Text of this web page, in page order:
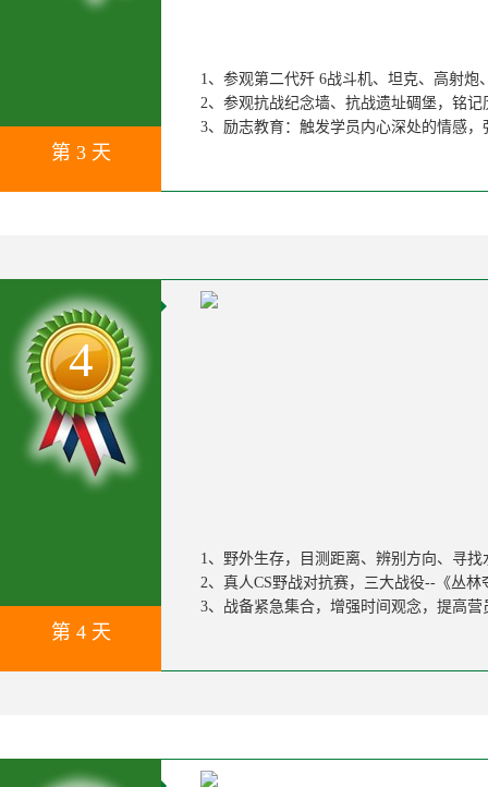
第 3 天
1、参观第二代歼 6战斗机、坦克、高射
2、参观抗战纪念墙、抗战遗址碉堡，铭
3、励志教育：触发学员内心深处的情感
4
第 4 天
1、野外生存，目测距离、辨别方向、寻
2、真人CS野战对抗赛，三大战役--《丛
3、战备紧急集合，增强时间观念，提高